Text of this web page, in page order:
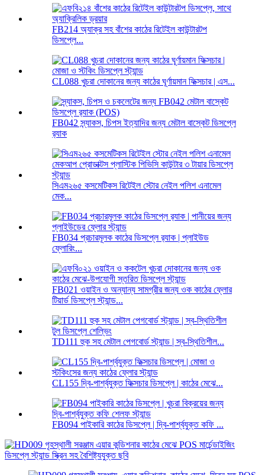
FB214 অ্যাক্র সহ বাঁশের কাঠের রিটেইল কাউন্টারটপ
ডিসপ্লে...
CL088 খুচরা দোকানের জন্য কাঠের ঘূর্ণায়মান ফিক্সচার | এস...
FB042 স্ন্যাকস, চিপস ইত্যাদির জন্য মেটাল বাস্কেট ডিসপ্লে
র‍্যাক
সিএম২৬৫ কসমেটিকস রিটেইল স্টোর নেইল পলিশ এনামেল
মেক...
FB034 প্রচারমূলক কাঠের ডিসপ্লে র‍্যাক | প্লাইউড
ফ্লোরিং...
FB021 ওয়াইন ও অন্যান্য সামগ্রীর জন্য ওক কাঠের ফ্লোর
টিয়ার্ড ডিসপ্লে স্ট্যান্ড...
TD111 হুক সহ মেটাল পেগবোর্ড স্ট্যান্ড | স্ব-স্থিতিশীল...
CL155 দ্বি-পার্শ্বযুক্ত ফিক্সচার ডিসপ্লে | কাঠের মেঝে...
FB094 পাইকারি কাঠের ডিসপ্লে | দ্বি-পার্শ্বযুক্ত কফি ...